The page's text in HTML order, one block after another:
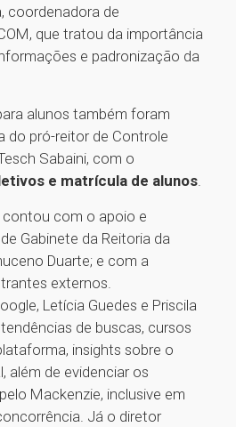
coordenadora de
que tratou da importância
e padronização da
alunos também foram
do pró-reitor de Controle
Sabaini, com o
e matrícula de alunos.
com o apoio e
Gabinete da Reitoria da
Duarte; e com a
externos.
Letícia Guedes e Priscila
de buscas, cursos
insights sobre o
além de evidenciar os
Mackenzie, inclusive em
Já o diretor